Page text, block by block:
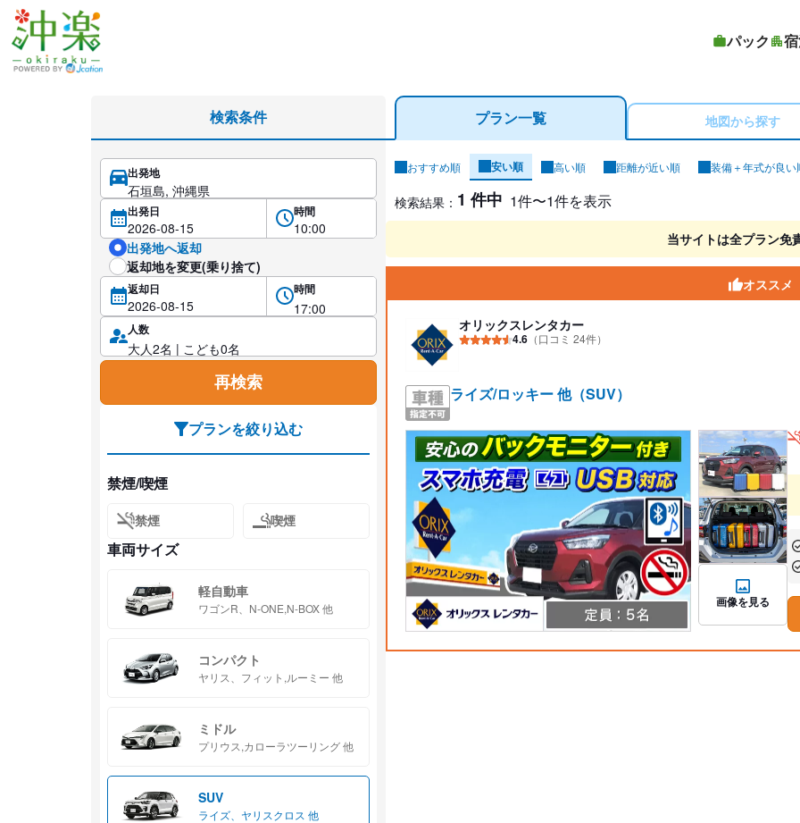
パック
石垣島のSUVレンタカーを格安予約
プラン一覧 地図から探す
おすすめ順 安い順 高い順 距離が近い順 装備＋年式が良い
レンタカー検索結果
検索結果： 1 件中 1件〜1件を表示
当サイトは全プラン免
オススメ
オリックスレンタカー
4.6 （口コミ 24件）
ライズ/ロッキー 他（SUV）
画像を見る
検索条件
出発地
出発日 時間
出発地へ返却
返却地を変更(乗り捨て)
返却日 時間
人数
再検索
プランを絞り込む
禁煙/喫煙
禁煙 喫煙
車両サイズ
軽自動車
ワゴンR、N-ONE,N-BOX 他
コンパクト
ヤリス、フィット,ルーミー 他
ミドル
プリウス,カローラツーリング 他
SUV
ライズ、ヤリスクロス 他